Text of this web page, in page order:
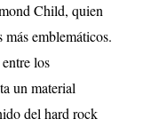
Child, quien
emblemáticos.
los
un material
del hard rock